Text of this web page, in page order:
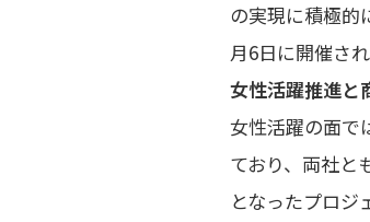
の実現に積極的
月6日に開催さ
女性活躍推進と
女性活躍の面で
ており、両社と
となったプロ